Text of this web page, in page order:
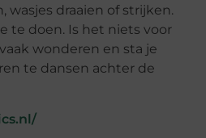
wasjes draaien of strijken.
te doen. Is het niets voor
wonderen en sta je
te dansen achter de